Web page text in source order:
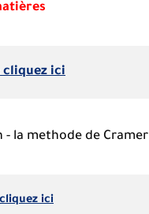
cliquez ici
la methode de Cramer
cliquez ici